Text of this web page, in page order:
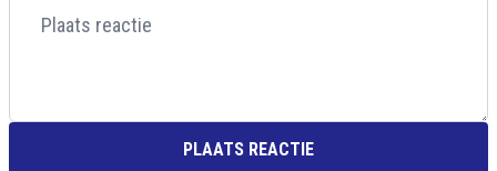
PLAATS REACTIE